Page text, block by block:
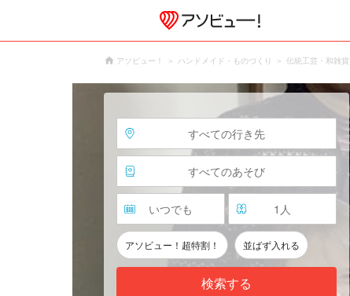
アソビュー！ ハンドメイド・ものづくり 伝統工芸・和雑貨
すべての行き先
すべてのあそび
いつでも 1 人
アソビュー！超特割！ 並ばず入れる
検索する